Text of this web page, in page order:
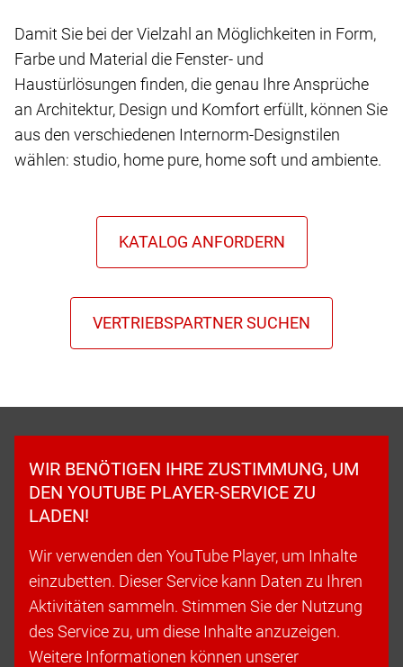
Damit Sie bei der Vielzahl an Möglichkeiten in Form,
Farbe und Material die Fenster- und
Haustürlösungen finden, die genau Ihre Ansprüche
an Architektur, Design und Komfort erfüllt, können Sie
aus den verschiedenen Internorm-Designstilen
wählen: studio, home pure, home soft und ambiente.
WIR BENÖTIGEN IHRE ZUSTIMMUNG, UM
DEN YOUTUBE PLAYER-SERVICE ZU
LADEN!
Wir verwenden den YouTube Player, um Inhalte
einzubetten. Dieser Service kann Daten zu Ihren
Aktivitäten sammeln. Stimmen Sie der Nutzung
des Service zu, um diese Inhalte anzuzeigen.
Weitere Informationen können unserer